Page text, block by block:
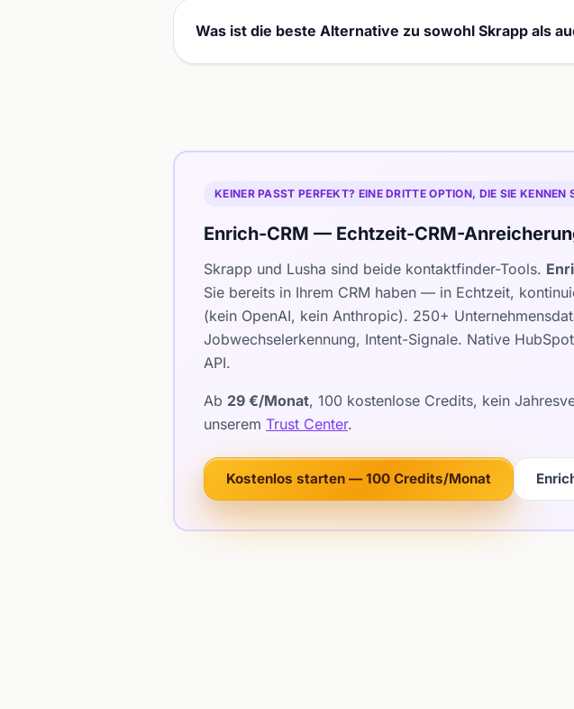
Was ist die beste Alternative zu sowohl Skrapp als
KEINER PASST PERFEKT? EINE DRITTE OPTION, DIE SIE KENNEN
Enrich-CRM — Echtzeit-CRM-
Skrapp und Lusha sind beide kontaktfinder-Tools.
Sie bereits in Ihrem CRM haben — in Echtzeit,
(kein OpenAI, kein Anthropic). 250+
Jobwechselerkennung, Intent-Signale. Native
API.
Ab 29 €/Monat, 100 kostenlose Credits, kein
unserem Trust Center.
Kostenlos starten — 100 Credits/Monat